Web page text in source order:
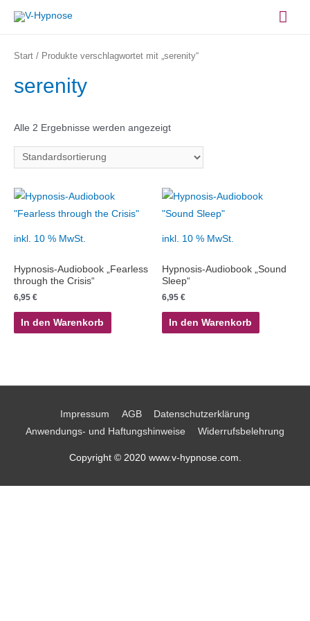
Inhalt
Start / Produkte verschlagwortet mit „serenity“
serenity
Alle 2 Ergebnisse werden angezeigt
inkl. 10 % MwSt.
Hypnosis-Audiobook „Fearless
through the Crisis“
6,95 €
In den Warenkorb
inkl. 10 % MwSt.
Hypnosis-Audiobook „Sound
Sleep“
6,95 €
In den Warenkorb
Impressum AGB
Datenschutzerklärung
Anwendungs- und Haftungshinweise
Widerrufsbelehrung
Copyright © 2020 www.v-hypnose.com.